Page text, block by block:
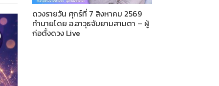
ดวงรายวัน ศุกร์ที่ 7 สิงหาคม 2569
ทำนายโดย อ.อาวุธจับยามสามตา – ผู้
ก่อตั้งดวง Live